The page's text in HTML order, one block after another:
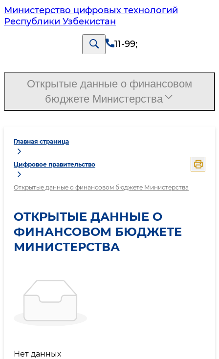
Министерство цифровых технологий
Республики Узбекистан
11-99;
Главная страница
Цифровое правительство
Открытые данные о финансовом бюджете Министерства
ОТКРЫТЫЕ ДАННЫЕ О
ФИНАНСОВОМ БЮДЖЕТЕ
МИНИСТЕРСТВА
Нет данных
Открытые данные о финансовом
бюджете Министерства